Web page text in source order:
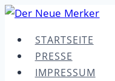
Skip
contentSTARTSEITE
PRESSE
IMPRESSUM